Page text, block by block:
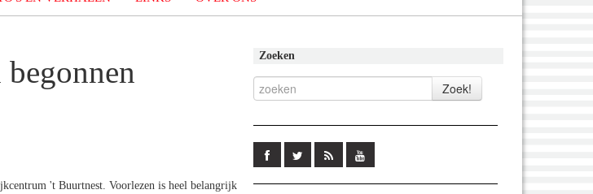
't Buurtnest. Voorlezen is heel belangrijk
Zoeken